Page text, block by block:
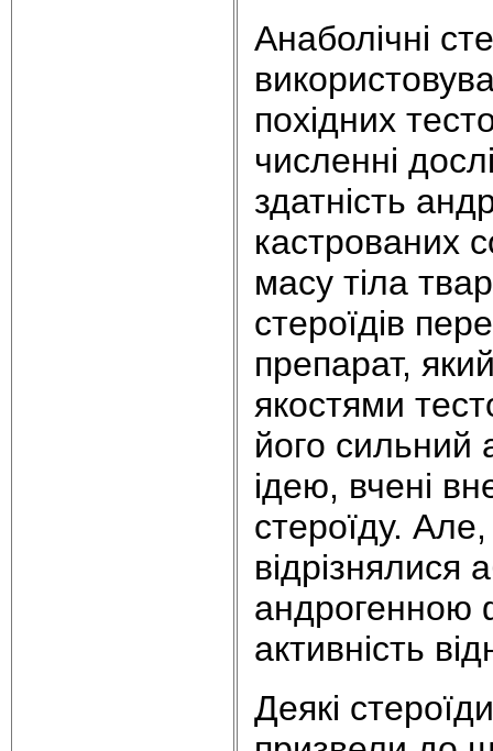
Анаболічні
похідних
численні
здатність
кастрованих
масу тіла
стероїдів
препарат,
якостями
його сильний
ідею, вчені
стероїду.
андрогенною
активність
Деякі